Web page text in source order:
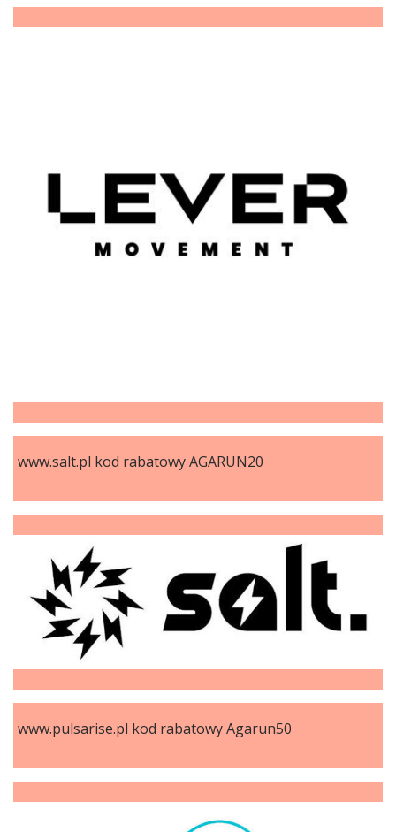
www.salt.pl kod rabatowy AGARUN20
www.pulsarise.pl kod rabatowy Agarun50